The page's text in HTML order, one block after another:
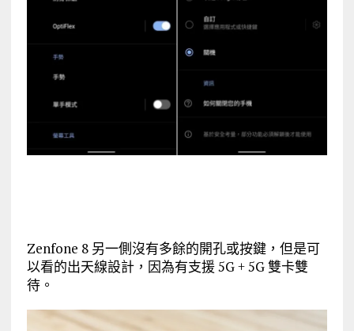
Zenfone 8 另一側沒有多餘的開孔或按鍵，但是可
以看的出天線設計，因為有支援 5G + 5G 雙卡雙
待。